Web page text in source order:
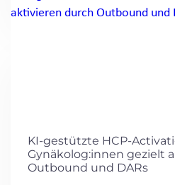
KI-gestützte HCP-
Gynäkolog:innen gezielt
Outbound und DARs